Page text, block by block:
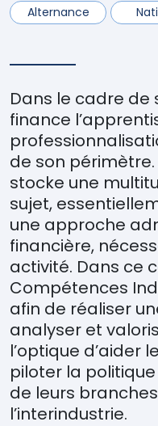
Alternance
Dans le cadre de
finance
de son
stocke une
sujet,
une approche
financière,
activité. Dans ce
Compétences
afin de réaliser
analyser et
l’optique d’aider
piloter la
de leurs
l’interindustrie.